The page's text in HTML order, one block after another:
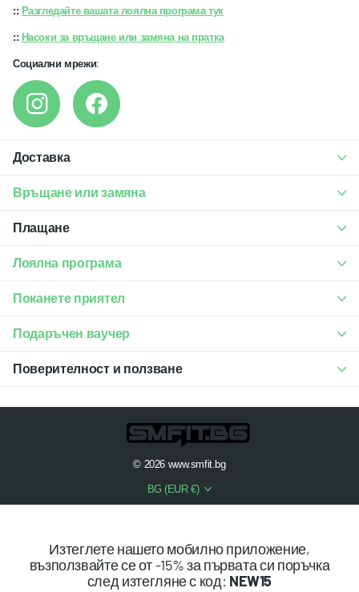
Доставка
Връщане или замяна
Плащане
Лоялна програма
Поканете приятел
Подаръчен ваучер
Поверителност и ползване
:: Разгледайте вашата лоялна програма тук
:: Насоки за връщане или замяна на пратка
Социални мрежи:
© 2026www.smfit.bg
BG (EUR €)
Изтеглете нашето мобилно приложение,
възползвайте се от -15% за първата си поръчка
след изтегляне с код: NEW15